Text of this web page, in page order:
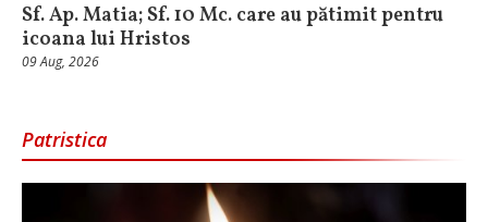
Sf. Ap. Matia; Sf. 10 Mc. care au pătimit pentru
icoana lui Hristos
09 Aug, 2026
Patristica